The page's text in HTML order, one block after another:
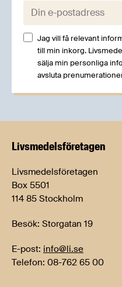
E-post:
Jag vill få relevant
till min inkorg.
sälja min personliga
avsluta
Livsmedels­företagen
Livsmedelsföretagen
Box 5501
114 85 Stockholm
Besök: Storgatan 19
E-post: info@li.se
Telefon: 08-762 65 00